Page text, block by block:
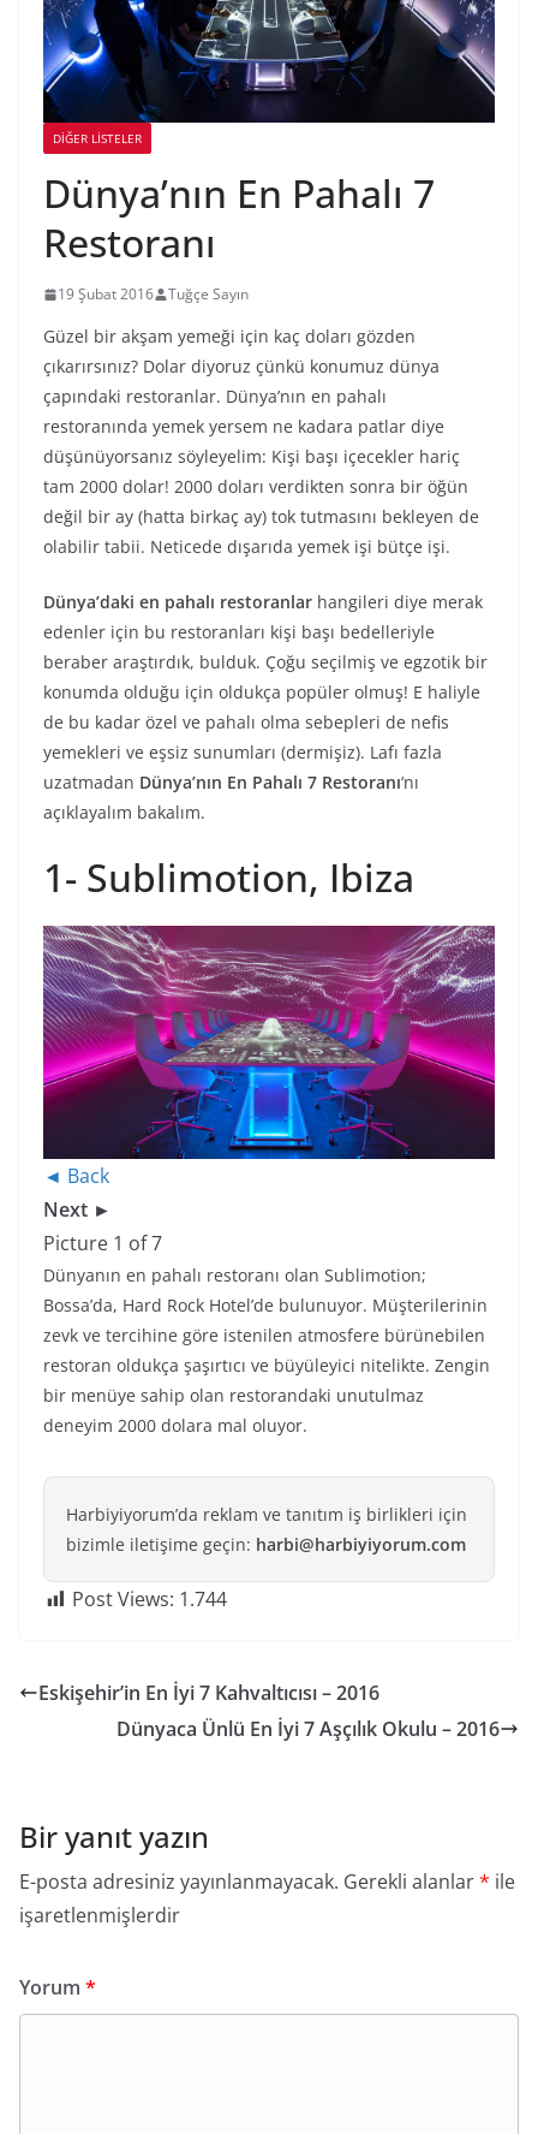
DIĞER LISTELER
Dünya’nın En Pahalı 7
Restoranı
19 Şubat 2016 Tuğçe Sayın
Güzel bir akşam yemeği için kaç doları gözden
çıkarırsınız? Dolar diyoruz çünkü konumuz dünya
çapındaki restoranlar. Dünya’nın en pahalı
restoranında yemek yersem ne kadara patlar diye
düşünüyorsanız söyleyelim: Kişi başı içecekler hariç
tam 2000 dolar! 2000 doları verdikten sonra bir öğün
değil bir ay (hatta birkaç ay) tok tutmasını bekleyen de
olabilir tabii. Neticede dışarıda yemek işi bütçe işi.
Dünya’daki en pahalı restoranlar hangileri diye merak
edenler için bu restoranları kişi başı bedelleriyle
beraber araştırdık, bulduk. Çoğu seçilmiş ve egzotik bir
konumda olduğu için oldukça popüler olmuş! E haliyle
de bu kadar özel ve pahalı olma sebepleri de nefis
yemekleri ve eşsiz sunumları (dermişiz). Lafı fazla
uzatmadan Dünya’nın En Pahalı 7 Restoranı‘nı
açıklayalım bakalım.
1- Sublimotion, Ibiza
◄ Back
Next ►
Picture 1 of 7
Dünyanın en pahalı restoranı olan Sublimotion;
Bossa’da, Hard Rock Hotel’de bulunuyor. Müşterilerinin
zevk ve tercihine göre istenilen atmosfere bürünebilen
restoran oldukça şaşırtıcı ve büyüleyici nitelikte. Zengin
bir menüye sahip olan restorandaki unutulmaz
deneyim 2000 dolara mal oluyor.
Harbiyiyorum’da reklam ve tanıtım iş birlikleri için
bizimle iletişime geçin: harbi@harbiyiyorum.com
Post Views: 1.744
Eskişehir’in En İyi 7 Kahvaltıcısı – 2016
Dünyaca Ünlü En İyi 7 Aşçılık Okulu – 2016
Bir yanıt yazın
E-posta adresiniz yayınlanmayacak. Gerekli alanlar* ile
işaretlenmişlerdir
Yorum *